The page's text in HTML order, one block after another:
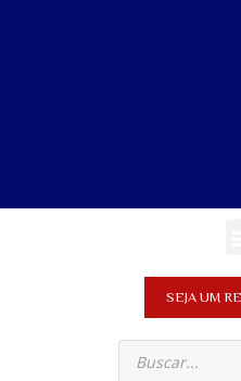
SEJA UM